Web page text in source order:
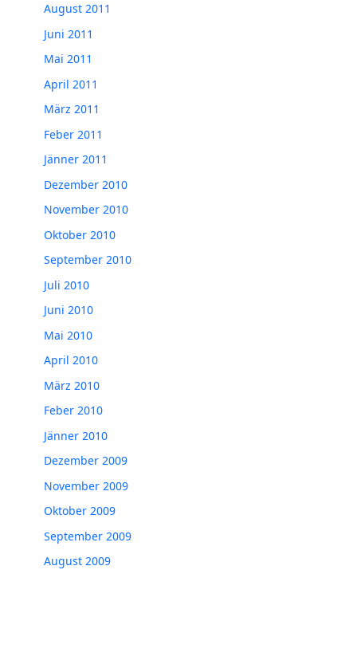
August 2011
Juni 2011
Mai 2011
April 2011
März 2011
Feber 2011
Jänner 2011
Dezember 2010
November 2010
Oktober 2010
September 2010
Juli 2010
Juni 2010
Mai 2010
April 2010
März 2010
Feber 2010
Jänner 2010
Dezember 2009
November 2009
Oktober 2009
September 2009
August 2009